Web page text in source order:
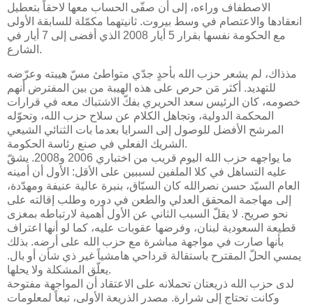
الاصطفاف وراءه، إلى أن صفّى الحساب معها لاحقاً بتعطيل
انعقادها والاعتصام في وسط بيروت. ثانيتهما مكمّلة للسابقة الأولى
مع الحكومة نفسها بقرار 5 أيار 2008 الذي أفضى إلى 7 أيار في
الشارع.
مذذاك، لم يشعر حزب الله بأحدٍ جدّي متواطئ مسّ هيبته وعرّضه
للتهديد. أكثر مَن حرص على هذه الهيبة من بين المفترض أنهم
خصومه، كان الرئيس سعد الحريري بفكّ الاشتباك معه في قرارات
المحكمة الدولية، وتجاهل الكلام عن سلاح حزب الله، وتحوّله
المرشح الأفضل للوصول إلى السرايا بعدما بات الثنائي الشيعي
الشريك الفعلي في صنع رئاسة الحكومة.
ما يواجهه حزب الله اليوم قريب من اختباري 2006 و2008. يشقّ
عليه التساهل في كلا الملفين لسببين على الأقل: الأول أن أمينه
العام السيّد حسن نصرالله كان السبّاق، بنبرة عالية عنيفة ومهدّدة،
إلى مهاجمة المحقق العدلي والطعن في دوره وطلب إقالته على
نحو صريح. لا يقلّ السبب الثاني عن الأول أهمية لارتباطه بمغزى
قطيعة السعودية لبنان، وفرضها عقوبات عليه، كما لو أنها اعتراف
بأنها صارت في مواجهة مباشرة مع حزب الله على أرضه. بذلك
يمسي الحلّ المقترح باستقالة قرداحي هامشياً غير ذي شأن أو بال.
يعلّق المشكلة ولا يحلها.
لدى حزب الله ذريعتان تحملانه على الاعتقاد أن المواجهة مفتوحة
وكانت تحتاج إلى شرارة. مصدر الذريعة الأولى، تبعاً لمعلومات